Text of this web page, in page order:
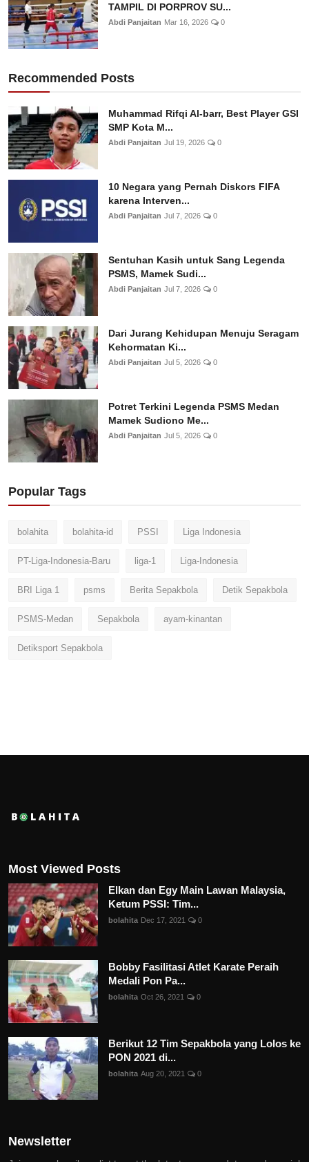
TAMPIL DI PORPROV SU...
Abdi Panjaitan Mar 16, 2026 0
Recommended Posts
Muhammad Rifqi Al-barr, Best Player GSI
SMP Kota M...
Abdi Panjaitan Jul 19, 2026 0
10 Negara yang Pernah Diskors FIFA
karena Interven...
Abdi Panjaitan Jul 7, 2026 0
Sentuhan Kasih untuk Sang Legenda
PSMS, Mamek Sudi...
Abdi Panjaitan Jul 7, 2026 0
Dari Jurang Kehidupan Menuju Seragam
Kehormatan Ki...
Abdi Panjaitan Jul 5, 2026 0
Potret Terkini Legenda PSMS Medan
Mamek Sudiono Me...
Abdi Panjaitan Jul 5, 2026 0
Popular Tags
bolahita bolahita-id PSSI Liga Indonesia
PT-Liga-Indonesia-Baru liga-1 Liga-Indonesia
BRI Liga 1 psms Berita Sepakbola Detik Sepakbola
PSMS-Medan Sepakbola ayam-kinantan
Detiksport Sepakbola
Most Viewed Posts
Elkan dan Egy Main Lawan Malaysia,
Ketum PSSI: Tim...
bolahita Dec 17, 2021 0
Bobby Fasilitasi Atlet Karate Peraih
Medali Pon Pa...
bolahita Oct 26, 2021 0
Berikut 12 Tim Sepakbola yang Lolos ke
PON 2021 di...
bolahita Aug 20, 2021 0
Newsletter